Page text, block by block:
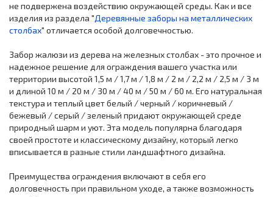
не подвержена воздействию окружающей среды. Как и все
изделия из раздела "Деревянные заборы на металлических
столбах" отличается особой долговечностью.
Забор жалюзи из дерева на железных столбах - это прочное и
надежное решение для ограждения вашего участка или
территории высотой 1,5 м / 1,7 м / 1,8 м / 2 м / 2,2 м / 2,5 м / 3 м
и длиной 10 м / 20 м / 30 м / 40 м / 50 м / 60 м. Его натуральная
текстура и теплый цвет белый / черный / коричневый /
бежевый / серый / зеленый придают окружающей среде
природный шарм и уют. Эта модель популярна благодаря
своей простоте и классическому дизайну, который легко
вписывается в разные стили ландшафтного дизайна.
Преимущества ограждения включают в себя его
долговечность при правильном уходе, а также возможность